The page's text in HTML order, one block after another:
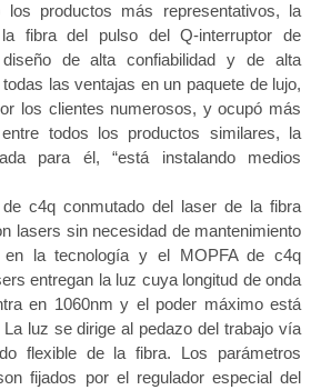
los productos más representativos, la
fibra del pulso del Q-interruptor de
de alta confiabilidad y de alta
las ventajas en un paquete de lujo,
los clientes numerosos, y ocupó más
todos los productos similares, la
para él, “está instalando medios
c4q conmutado del laser de la fibra
lasers sin necesidad de mantenimiento
la tecnología y el MOPFA de c4q
entregan la luz cuya longitud de onda
en 1060nm y el poder máximo está
luz se dirige al pedazo del trabajo vía
flexible de la fibra. Los parámetros
fijados por el regulador especial del